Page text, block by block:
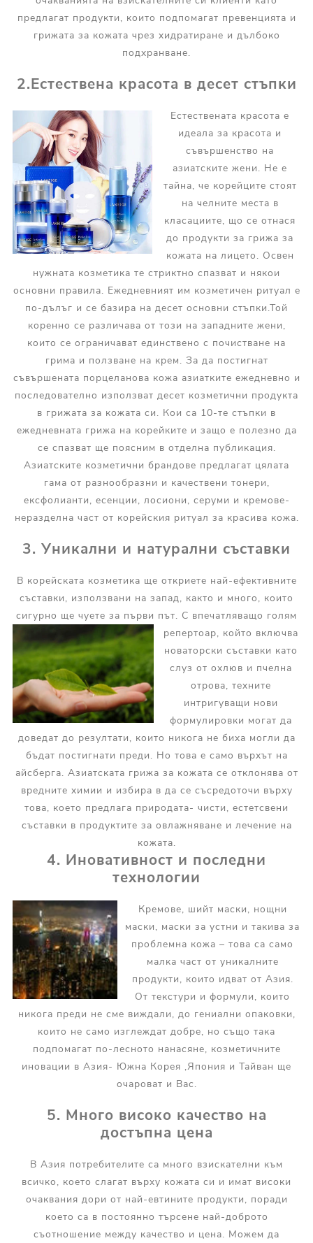
предлагат продукти, които подпомагат превенцията и
грижата за кожата чрез хидратиране и дълбоко
подхранване.
2.Естествена красота в десет стъпки
Естествената красота е
идеала за красота и
съвършенство на
азиатските жени. Не е
тайна, че корейците стоят
на челните места в
класациите, що се отнася
до продукти за грижа за
кожата на лицето. Освен
нужната козметика те стриктно спазват и някои
основни правила. Ежедневният им козметичен ритуал е
по-дълъг и се базира на десет основни стъпки.Той
коренно се различава от този на западните жени,
които се ограничават единствено с почистване на
грима и ползване на крем. За да постигнат
съвършената порцеланова кожа азиатките ежедневно и
последователно използват десет козметични продукта
в грижата за кожата си. Кои са 10-те стъпки в
ежедневната грижа на корейките и защо е полезно да
се спазват ще поясним в отделна публикация.
Азиатските козметични брандове предлагат цялата
гама от разнообразни и качествени тонери,
ексфолианти, есенции, лосиони, серуми и кремове-
неразделна част от корейския ритуал за красива кожа.
3. Уникални и натурални съставки
В корейската козметика ще откриете най-ефективните
съставки, използвани на запад, както и много, които
сигурно ще чуете за първи път. С впечатляващо голям
репертоар, който включва
новаторски съставки като
слуз от охлюв и пчелна
отрова, техните
интригуващи нови
формулировки могат да
доведат до резултати, които никога не биха могли да
бъдат постигнати преди. Но това е само върхът на
айсберга. Азиатската грижа за кожата се отклонява от
вредните химии и избира в да се съсредоточи върху
това, което предлага природата- чисти, естетсвени
съставки в продуктите за овлажняване и лечение на
кожата.
4. Иновативност и последни
технологии
Кремове, шийт маски, нощни
маски, маски за устни и такива за
проблемна кожа – това са само
малка част от уникалните
продукти, които идват от Азия.
От текстури и формули, които
никога преди не сме виждали, до гениални опаковки,
които не само изглеждат добре, но също така
подпомагат по-лесното нанасяне, козметичните
иновации в Азия- Южна Корея ,Япония и Тайван ще
очароват и Вас.
5. Много високо качество на
достъпна цена
В Азия потребителите са много взискателни към
всичко, което слагат върху кожата си и имат високи
очаквания дори от най-евтините продукти, поради
което са в постоянно търсене най-доброто
съотношение между качество и цена. Можем да